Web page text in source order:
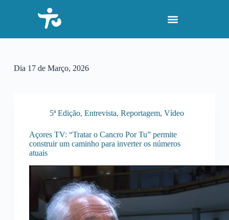
a
Dia 17 de Março, 2026
5ª Edição, Entrevista, Reportagem, Vídeo
Açores TV: “Tratar o Cancro Por Tu” permite
construir um caminho para inverter os números
atuais